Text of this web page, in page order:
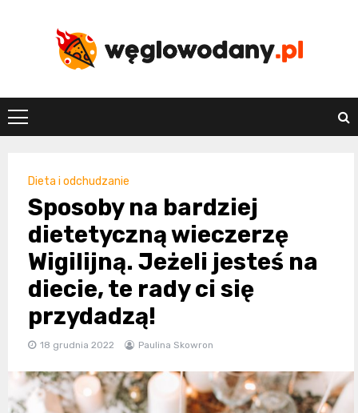
Dieta i odchudzanie
Sposoby na bardziej
dietetyczną wieczerzę
Wigilijną. Jeżeli jesteś na
diecie, te rady ci się
przydadzą!
18 grudnia 2022 Paulina Skowron